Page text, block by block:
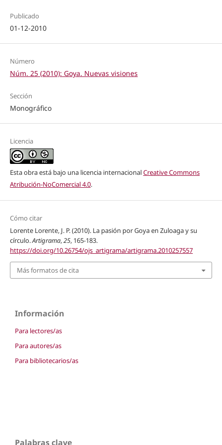
Publicado
01-12-2010
Número
Núm. 25 (2010): Goya. Nuevas visiones
Sección
Monográfico
Licencia
Esta obra está bajo una licencia internacionalCreative Commons
Atribución-NoComercial 4.0.
Cómo citar
Lorente Lorente, J. P. (2010). La pasión por Goya en Zuloaga y su
círculo.Artigrama,25, 165-183.
https://doi.org/10.26754/ojs_artigrama/artigrama.2010257557
Más formatos de cita
Información
Para lectores/as
Para autores/as
Para bibliotecarios/as
Palabras clave